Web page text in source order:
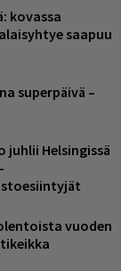
kovassa
saapuu
superpäivä –
Helsingissä
vuoden